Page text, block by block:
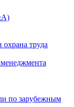
труда
по зарубежным